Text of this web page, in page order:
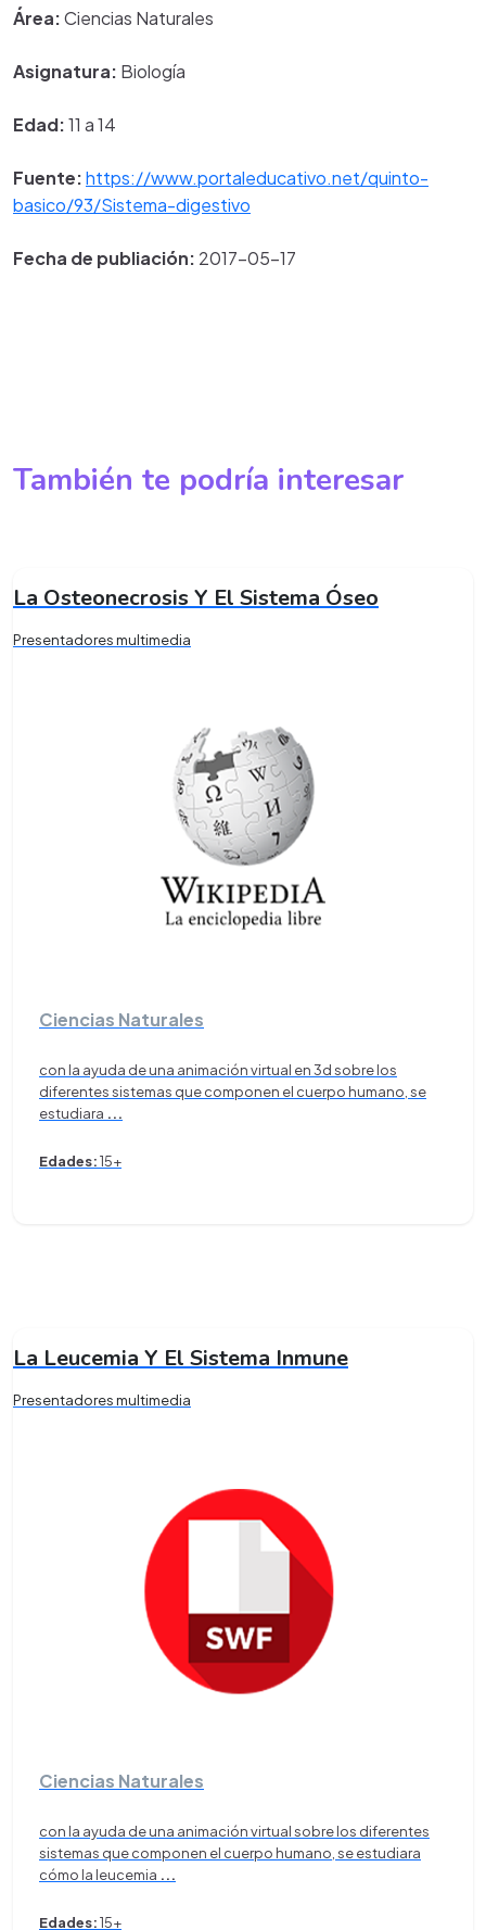
Área:Ciencias Naturales
Asignatura: Biología
Edad:11 a 14
Fuente:https://www.portaleducativo.net/quinto-
basico/93/Sistema-digestivo
Fecha de publiación: 2017-05-17
También te podría interesar
La Osteonecrosis Y El Sistema Óseo
Presentadores multimedia
Ciencias Naturales
con la ayuda de una animación virtual en 3d sobre los
diferentes sistemas que componen el cuerpo humano, se
estudiara ...
Edades:15+
La Leucemia Y El Sistema Inmune
Presentadores multimedia
Ciencias Naturales
con la ayuda de una animación virtual sobre los diferentes
sistemas que componen el cuerpo humano, se estudiara
cómo la leucemia ...
Edades:15+